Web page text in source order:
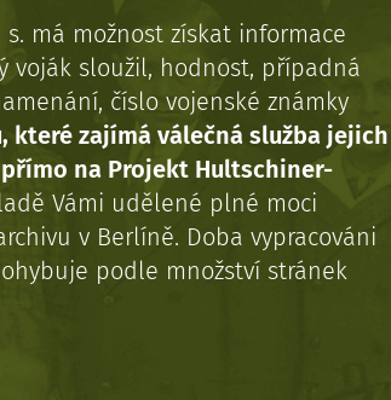
má možnost získat informace
voják sloužil, hodnost, případná
číslo vojenské známky
zajímá válečná služba jejich
na Projekt Hultschiner-
Vámi udělené plné moci
v Berlíně. Doba vypracováni
podle množství stránek